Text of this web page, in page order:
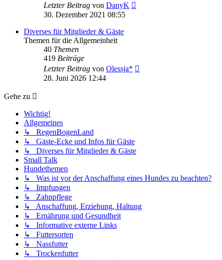
Letzter Beitrag von DanyK
30. Dezember 2021 08:55
Diverses für Mitglieder & Gäste
Themen für die Allgemeinheit
40 Themen
419 Beiträge
Letzter Beitrag von Olessja*
28. Juni 2026 12:44
Gehe zu
Wichtig!
Allgemeines
↳ RegenBogenLand
↳ Gäste-Ecke und Infos für Gäste
↳ Diverses für Mitglieder & Gäste
Small Talk
Hundethemen
↳ Was ist vor der Anschaffung eines Hundes zu beachten?
↳ Impfungen
↳ Zahnpflege
↳ Anschaffung, Erziehung, Haltung
↳ Ernährung und Gesundheit
↳ Informative externe Links
↳ Futtersorten
↳ Nassfutter
↳ Trockenfutter